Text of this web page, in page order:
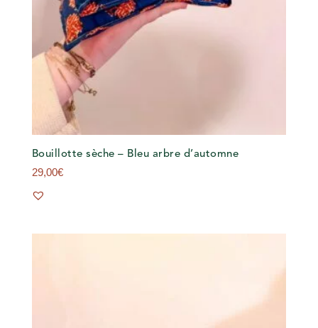
Bouillotte sèche – Bleu arbre d’automne
29,00€